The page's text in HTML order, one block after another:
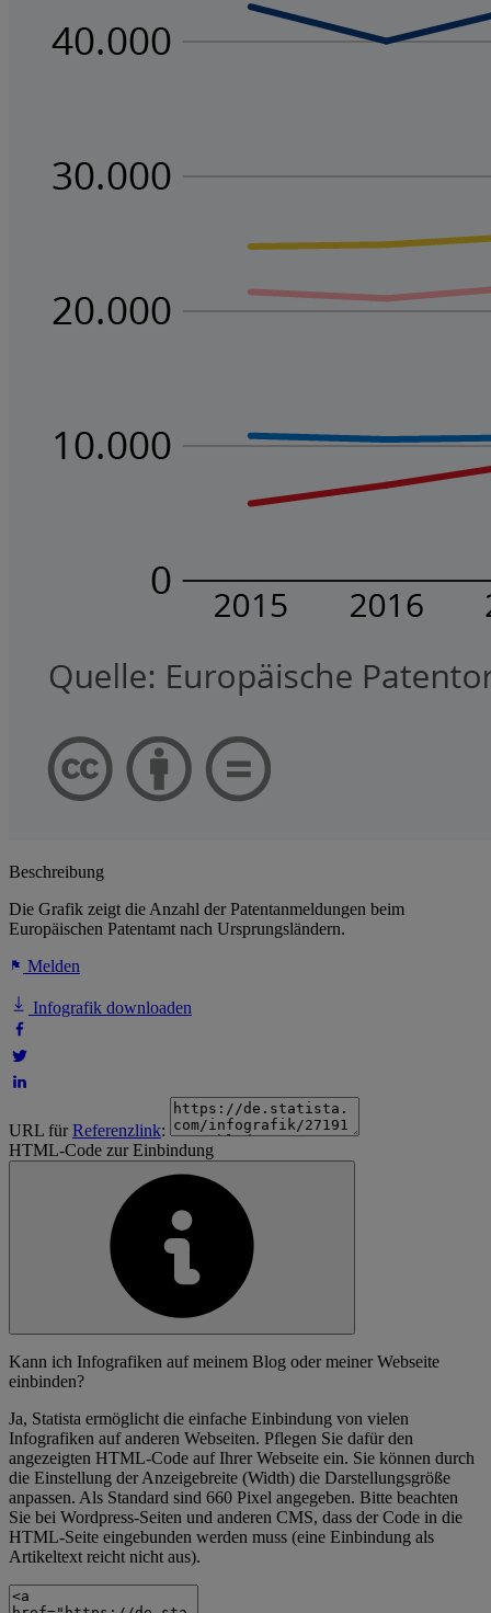
Beschreibung
Die Grafik zeigt die Anzahl der Patentanmeldungen beim
Europäischen Patentamt nach Ursprungsländern.
Melden
Infografik downloaden
URL fürReferenzlink:
HTML-Code zur Einbindung
Kann ich Infografiken auf meinem Blog oder meiner Webseite
einbinden?
Ja, Statista ermöglicht die einfache Einbindung von vielen
Infografiken auf anderen Webseiten. Pflegen Sie dafür den
angezeigten HTML-Code auf Ihrer Webseite ein. Sie können durch
die Einstellung der Anzeigebreite (Width) die Darstellungsgröße
anpassen. Als Standard sind 660 Pixel angegeben. Bitte beachten
Sie bei Wordpress-Seiten und anderen CMS, dass der Code in die
HTML-Seite eingebunden werden muss (eine Einbindung als
Artikeltext reicht nicht aus).